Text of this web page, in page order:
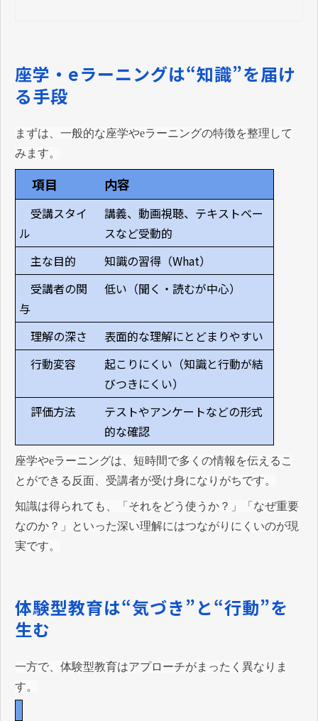
座学・eラーニングは“知識”を届け
る手段
まずは、一般的な座学やeラーニングの特徴を整理して
みます。
項目 内容
受講スタイ
ル
講義、動画視聴、テキストベー
スなど受動的
主な目的
知識の習得（What）
受講者の関
与
低い（聞く・読むが中心）
理解の深さ
表面的な理解にとどまりやすい
行動変容
起こりにくい（知識と行動が結
びつきにくい）
評価方法
テストやアンケートなどの形式
的な確認
座学やeラーニングは、短時間で多くの情報を伝えるこ
とができる反面、受講者が受け身になりがちです。
知識は得られても、「それをどう使うか？」「なぜ重要
なのか？」といった深い理解にはつながりにくいのが現
実です。
体験型教育は“気づき”と“行動”を
生む
一方で、体験型教育はアプローチがまったく異なりま
す。